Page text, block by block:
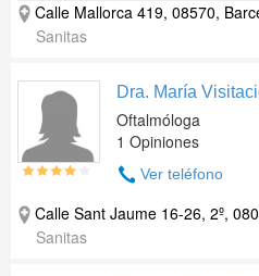
Calle Mallorca 419, 08570,
Sanitas
Dra. María
Oftalmóloga
1 Opiniones
Ver teléfono
Calle Sant Jaume 16-26, 2º,
Sanitas